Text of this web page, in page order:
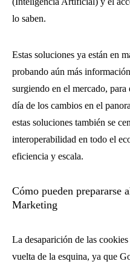
lo saben.
Estas soluciones ya están en
probando aún más
surgiendo en el mercado,
día de los cambios en el
estas soluciones también se
interoperabilidad en todo el
eficiencia y escala.
Cómo pueden prepararse
Marketing
La desaparición de las
vuelta de la esquina, ya que